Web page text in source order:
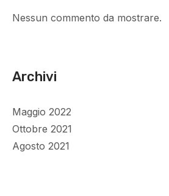
Nessun commento da mostrare.
Archivi
Maggio 2022
Ottobre 2021
Agosto 2021